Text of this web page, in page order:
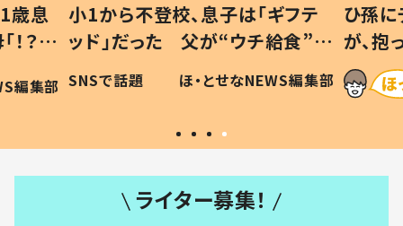
歳息
？」
編集部
小1から不登校、息子は「ギフテ
ッド」だった 父が“ウチ給食”を
作り続ける理由とは #令和の親
#令和の子
SNSで話題 ほ・とせなNEWS編集部
ひ孫
が、
「涙が
い」
ライター募集！